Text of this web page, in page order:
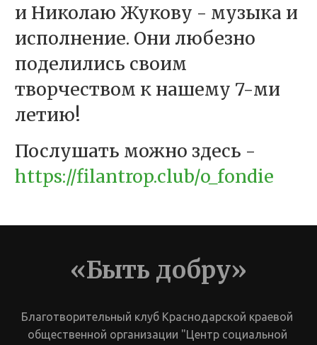
и Николаю Жукову - музыка и
исполнение. Они любезно
поделились своим
творчеством к нашему 7-ми
летию!
Послушать можно здесь -
https://filantrop.club/o_fondie
«Быть добру»
Благотворительный клуб Краснодарской краевой
общественной организации "Центр социальной